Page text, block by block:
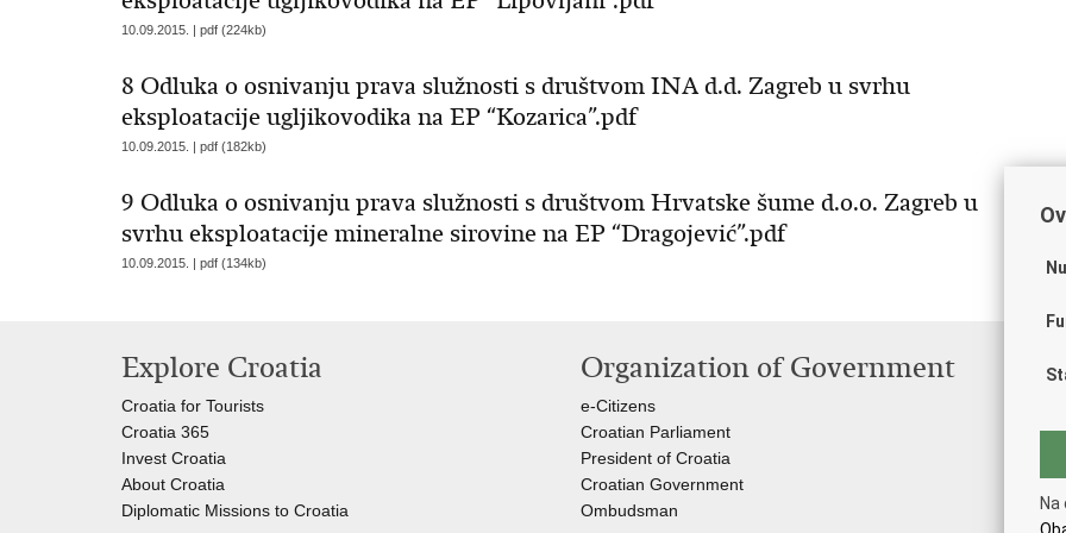
10.09.2015. | pdf (224kb)
8 Odluka o osnivanju prava služnosti s društvom INA d.d. Zagreb u svrhu
eksploatacije ugljikovodika na EP “Kozarica”.pdf
10.09.2015. | pdf (182kb)
9 Odluka o osnivanju prava služnosti s društvom Hrvatske šume d.o.o. Zagreb u
svrhu eksploatacije mineralne sirovine na EP “Dragojević”.pdf
10.09.2015. | pdf (134kb)
Explore Croatia
Croatia for Tourists
Croatia 365
Invest Croatia
About Croatia
Diplomatic Missions to Croatia
Organization of Government
e-Citizens
Croatian Parliament
President of Croatia
Croatian Government
Ombudsman​